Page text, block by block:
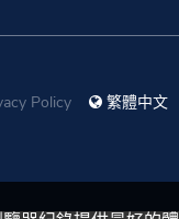
Policy 繁體中文